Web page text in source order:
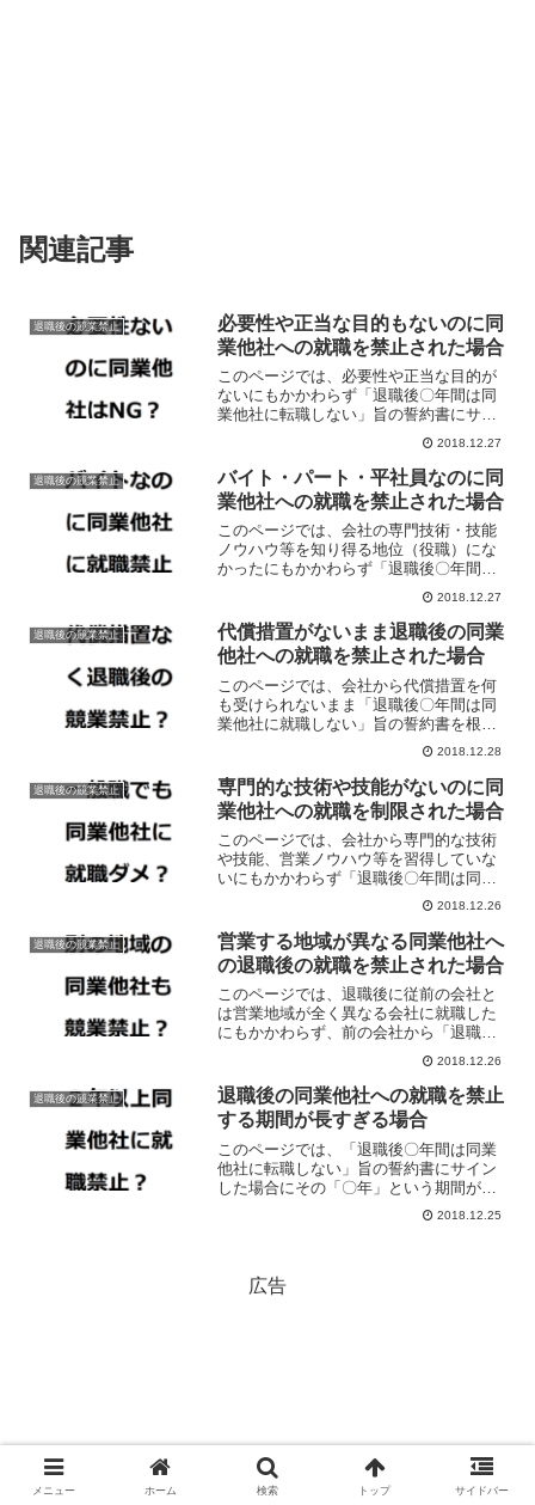
関連記事
退職後の競業禁止
必要性や正当な目的もないのに同
業他社への就職を禁止された場合
このページでは、必要性や正当な目的が
ないにもかかわらず「退職後〇年間は同
業他社に転職しない」旨の誓約書にサイ
ンしたことを根拠に退職後の同業他社へ
の就職を制限されている場合の対処法に
ついて解説しています。
2018.12.27
退職後の競業禁止
バイト・パート・平社員なのに同
業他社への就職を禁止された場合
このページでは、会社の専門技術・技能
ノウハウ等を知り得る地位（役職）にな
かったにもかかわらず「退職後〇年間は
同業他社に就職しない」旨の誓約書を根
拠に退職後の同業他社への就職を制限さ
れている場合の対処法について解説して
います。
2018.12.27
退職後の競業禁止
代償措置がないまま退職後の同業
他社への就職を禁止された場合
このページでは、会社から代償措置を何
も受けられないまま「退職後〇年間は同
業他社に就職しない」旨の誓約書を根拠
に退職後の同業他社への就職を制限され
ている場合の対処法について解説してい
ます。
2018.12.28
退職後の競業禁止
専門的な技術や技能がないのに同
業他社への就職を制限された場合
このページでは、会社から専門的な技術
や技能、営業ノウハウ等を習得していな
いにもかかわらず「退職後〇年間は同業
他社に就職しない」旨の誓約書にサイン
していることを理由に退職後の同業他社
への就職を禁止されている場合の対処法
について解説しています。
2018.12.26
退職後の競業禁止
営業する地域が異なる同業他社へ
の退職後の就職を禁止された場合
このページでは、退職後に従前の会社と
は営業地域が全く異なる会社に就職した
にもかかわらず、前の会社から「退職後
〇年間は同業他社に就職しない」旨の誓
約書に署名していることを根拠にその就
職を妨害された場合の対処法などについ
て解説しています。
2018.12.26
退職後の競業禁止
退職後の同業他社への就職を禁止
する期間が長すぎる場合
このページでは、「退職後〇年間は同業
他社に転職しない」旨の誓約書にサイン
した場合にその「〇年」という期間が
「必要かつ合理的な範囲を超える」場合
の対処法について解説しています。
2018.12.25
広告
メニュー ホーム 検索 トップ サイドバー